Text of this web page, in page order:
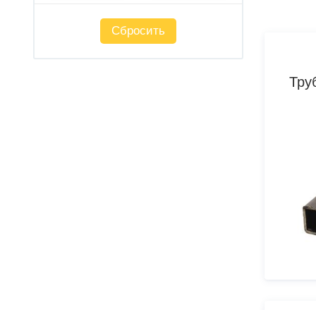
Сбросить